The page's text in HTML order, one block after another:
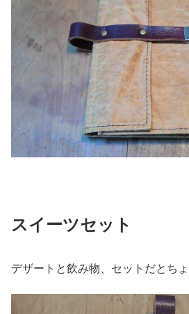
スイーツセット
デザートと飲み物、セットだとちょ